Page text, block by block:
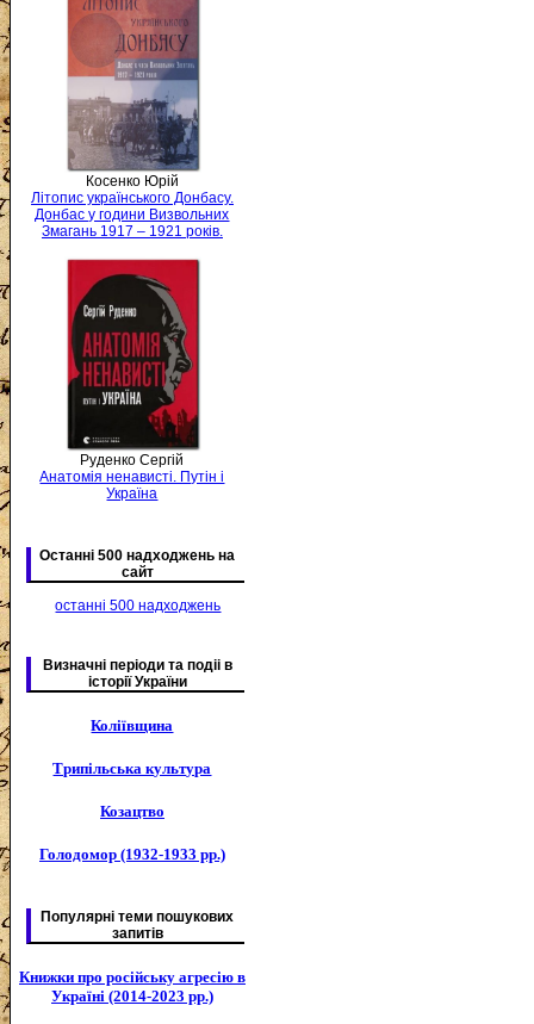
Косенко Юрій
Літопис українського Донбасу.
Донбас у години Визвольних
Змагань 1917 – 1921 років.
Руденко Сергій
Анатомія ненависті. Путін і
Україна
Останні 500 надходжень на
сайт
останні 500 надходжень
Визначні періоди та подіі в
історії України
Коліївщина
Трипільська культура
Козацтво
Голодомор (1932-1933 рр.)
Популярні теми пошукових
запитів
Книжки про російську агресію в
Україні (2014-2023 рр.)